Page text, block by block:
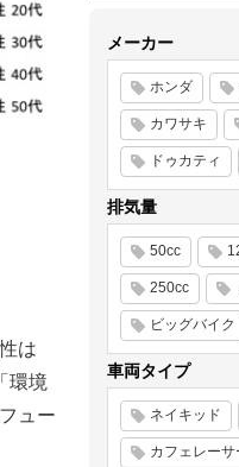
は
環境
ュー
メーカー
ホンダ
カワサキ
ドゥカティ
排気量
50cc
250cc
ビッグバイク
車両タイプ
ネイキッド
カフェレーサ